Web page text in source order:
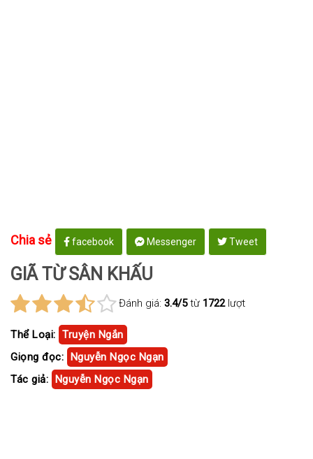
Chia sẻ facebook Messenger Tweet
GIÃ TỪ SÂN KHẤU
Đánh giá: 3.4/5từ 1722lượt
Thể Loại: Truyện Ngắn
Giọng đọc: Nguyễn Ngọc Ngạn
Tác giả: Nguyễn Ngọc Ngạn